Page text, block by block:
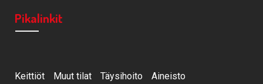
Pikalinkit
Keittiöt Muut tilat Täysihoito Aineisto